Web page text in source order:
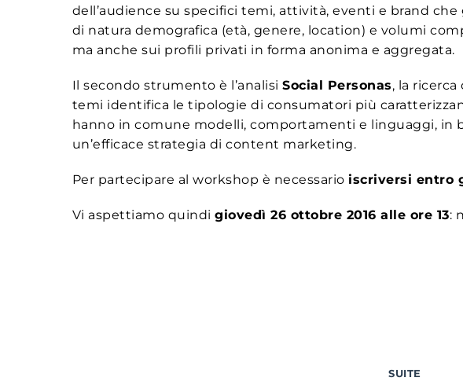
dell’audience su specifici temi, attività, eventi e brand
di natura demografica (età, genere, location) e volumi
ma anche sui profili privati in forma anonima e aggregata.
Il secondo strumento è l’analisiSocial Personas, la
temi identifica le tipologie di consumatori più
hanno in comune modelli, comportamenti e linguaggi, in
un’efficace strategia di content marketing.
Per partecipare al workshop è necessarioiscriversi entro
Vi aspettiamo quindigiovedì 26 ottobre 2016 alle ore 13:
SUITE